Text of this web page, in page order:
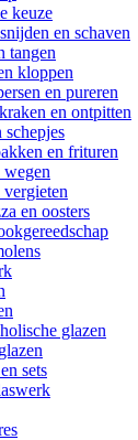
keuze
en schaven
tangen
kloppen
en pureren
en ontpitten
schepjes
en frituren
wegen
en oosters
glazen
sets